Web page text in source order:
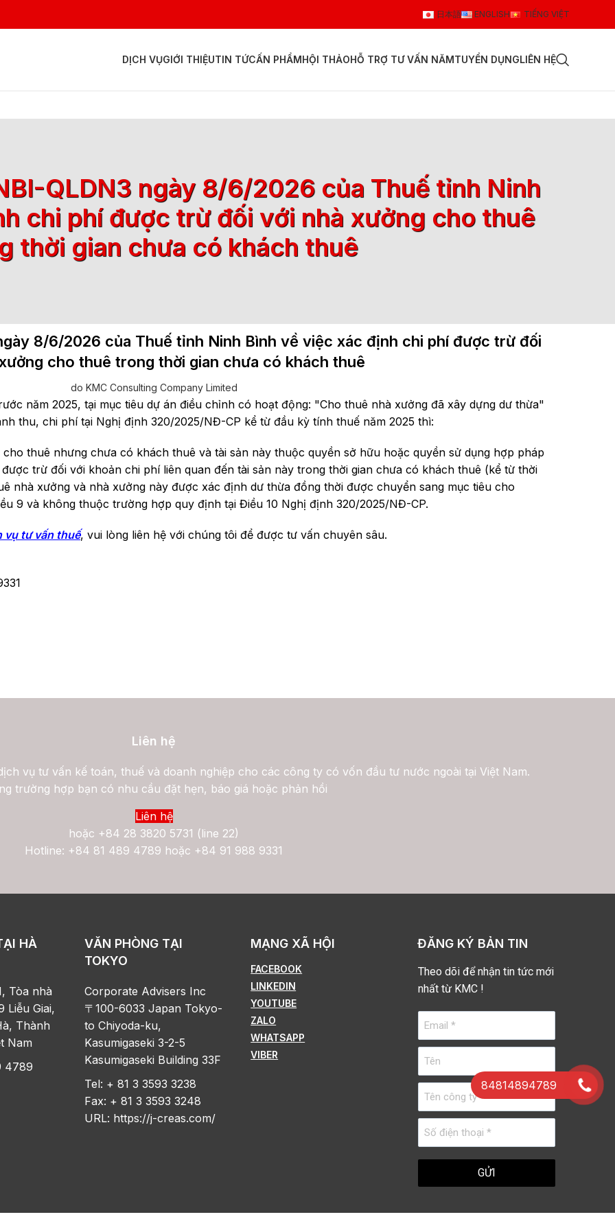
日本語 ENGLISH TIẾNG VIỆT
DỊCH VỤGIỚI THIỆUTIN TỨCẤN PHẨMHỘI THẢOHỖ TRỢ TƯ VẤN NĂMTUYỂN DỤNGLIÊN HỆ
QLDN3 ngày 8/6/2026 của Thuế tỉnh Ninh
chi phí được trừ đối với nhà xưởng cho thuê
thời gian chưa có khách thuê
8/6/2026 của Thuế tỉnh Ninh Bình về việc xác định chi phí được trừ đối
cho thuê trong thời gian chưa có khách thuê
do KMC Consulting Company Limited
năm 2025, tại mục tiêu dự án điều chỉnh có hoạt động: "Cho thuê nhà xưởng đã xây dựng dư thừa"
thu, chi phí tại Nghị định 320/2025/NĐ-CP kể từ đầu kỳ tính thuế năm 2025 thì:
thuê nhưng chưa có khách thuê và tài sản này thuộc quyền sở hữu hoặc quyền sử dụng hợp pháp
trừ đối với khoản chi phí liên quan đến tài sản này trong thời gian chưa có khách thuê (kể từ thời
nhà xưởng và nhà xưởng này được xác định dư thừa đồng thời được chuyển sang mục tiêu cho
9 và không thuộc trường hợp quy định tại Điều 10 Nghị định 320/2025/NĐ-CP.
vụ tư vấn thuế, vui lòng liên hệ với chúng tôi để được tư vấn chuyên sâu.
Liên hệ
vụ tư vấn kế toán, thuế và doanh nghiệp cho các công ty có vốn đầu tư nước ngoài tại Việt Nam.
trường hợp bạn có nhu cầu đặt hẹn, báo giá hoặc phản hồi
Liên hệ
hoặc +84 28 3820 5731 (line 22)
Hotline: +84 81 489 4789 hoặc +84 91 988 9331
HÀ
Tòa nhà
Liễu Giai,
Thành
Nam
4789
VĂN PHÒNG TẠI
TOKYO
Corporate Advisers Inc
〒100-6033 Japan Tokyo-
to Chiyoda-ku,
Kasumigaseki 3-2-5
Kasumigaseki Building 33F
Tel: + 81 3 3593 3238
Fax: + 81 3 3593 3248
URL: https://j-creas.com/
MẠNG XÃ HỘI
FACEBOOK
LINKEDIN
YOUTUBE
ZALO
WHATSAPP
VIBER
ĐĂNG KÝ BẢN TIN
Theo dõi để nhận tin tức mới
nhất từ KMC !
84814894789